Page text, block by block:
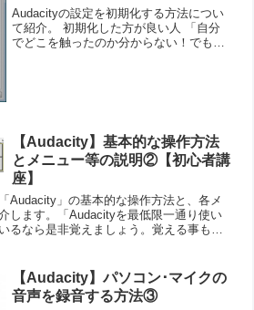
Audacityの設定を初期化する方法につい
て紹介。 初期化した方が良い人 「自分
でどこを触ったのか分からない！でも思
【Audacity】基本的な操作方法
とメニュー等の説明②【初心者講
座】
Audacity」の基本的な操作方法と、各メ
します。「Audacityを最低限一通り使い
るなら是非覚えましょう。覚える事もそ
【Audacity】パソコン･マイクの
音声を録音する方法③